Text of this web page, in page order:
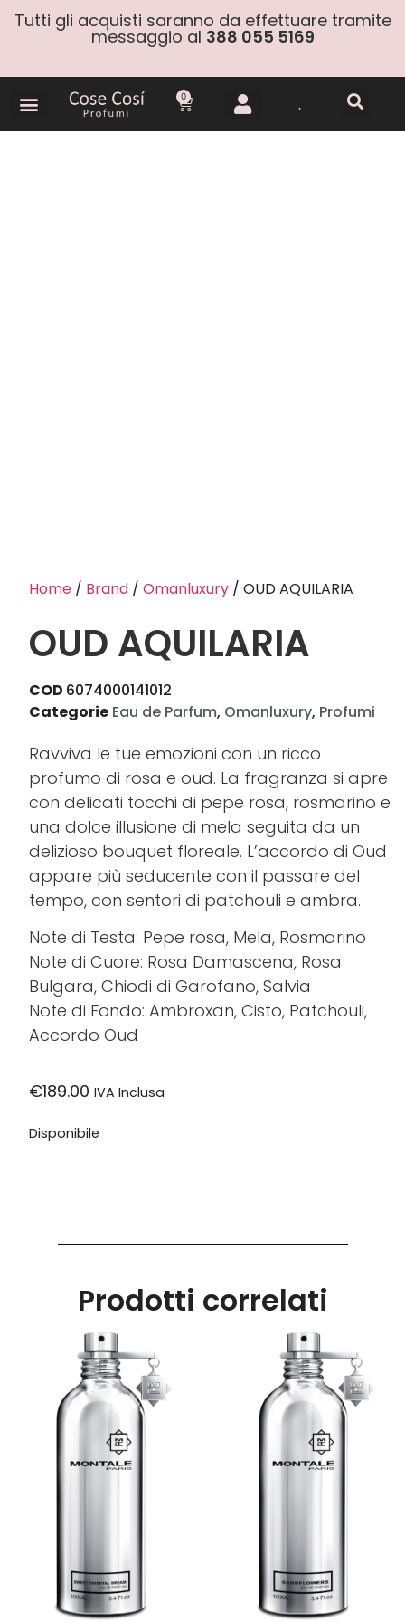
Tutti gli acquisti saranno da effettuare tramite
messaggio al 388 055 5169
0
Home / Brand /Omanluxury / OUD AQUILARIA
OUD AQUILARIA
COD 6074000141012
Categorie Eau de Parfum, Omanluxury, Profumi
Ravviva le tue emozioni con un ricco
profumo di rosa e oud. La fragranza si apre
con delicati tocchi di pepe rosa, rosmarino e
una dolce illusione di mela seguita da un
delizioso bouquet floreale. L’accordo di Oud
appare più seducente con il passare del
tempo, con sentori di patchouli e ambra.
Note di Testa: Pepe rosa, Mela, Rosmarino
Note di Cuore: Rosa Damascena, Rosa
Bulgara, Chiodi di Garofano, Salvia
Note di Fondo: Ambroxan, Cisto, Patchouli,
Accordo Oud
€189.00 IVA Inclusa
Disponibile
Prodotti correlati